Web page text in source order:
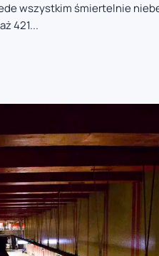
wszystkim śmiertelnie
421...